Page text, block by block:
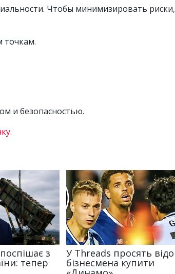
Чтобы минимизировать риски,
точкам.
и безопасностью.
.